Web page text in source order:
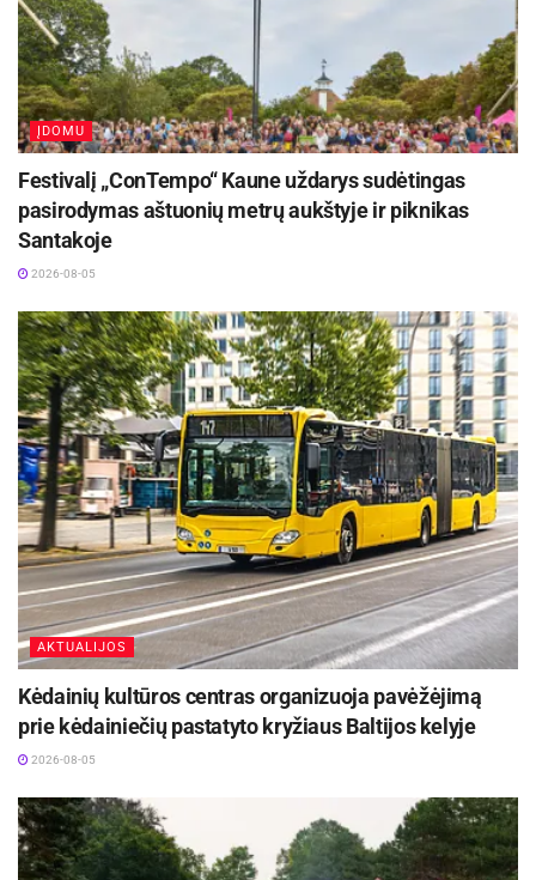
susideda iš mažų, bet neįtikėtinai stiprių
bendruomenių pasakojimų.
ĮDOMU
Festivalį „ConTempo“ Kaune uždarys sudėtingas
pasirodymas aštuonių metrų aukštyje ir piknikas
Santakoje
2026-08-05
AKTUALIJOS
Kėdainių kultūros centras organizuoja pavėžėjimą
prie kėdainiečių pastatyto kryžiaus Baltijos kelyje
2026-08-05